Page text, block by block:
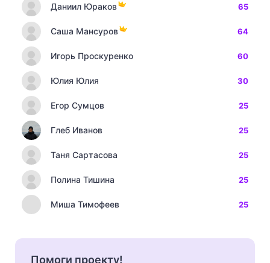
Даниил Юраков 65
Саша Мансуров 64
Игорь Проскуренко 60
Юлия Юлия 30
Егор Сумцов 25
Глеб Иванов 25
Таня Сартасова 25
Полина Тишина 25
Миша Тимофеев 25
Помоги проекту!